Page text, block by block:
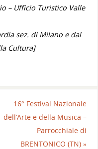
– Ufficio Turistico Valle
sez. di Milano e dal
Cultura]
16° Festival Nazionale
dell’Arte e della Musica –
Parrocchiale di
BRENTONICO (TN)»